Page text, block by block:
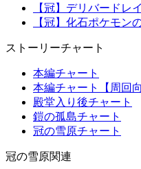
【冠】デリバードレ
【冠】化石ポケモン
ストーリーチャート
本編チャート
本編チャート【周回向
殿堂入り後チャート
鎧の孤島チャート
冠の雪原チャート
冠の雪原関連